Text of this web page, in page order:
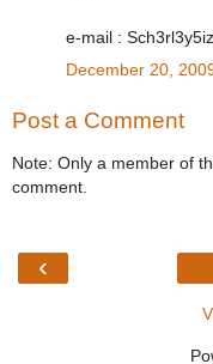
e-mail :
December 20,
Post a Comment
Note: Only a member of
comment.
‹